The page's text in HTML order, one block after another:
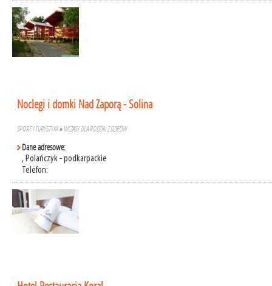
Noclegi i domki Nad Zaporą - Solina
SPORT I TURYSTYKA» WCZASY DLA RODZIN Z DZIEĆMI
Dane adresowe:
, Polańczyk - podkarpackie
Telefon: